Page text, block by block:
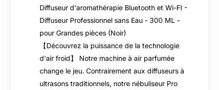
Diffuseur d'aromathérapie Bluetooth et Wi-FI -
Diffuseur Professionnel sans Eau - 300 ML -
pour Grandes pièces (Noir)
【Découvrez la puissance de la technologie
d'air froid】 Notre machine à air parfumée
change le jeu. Contrairement aux diffuseurs à
ultrasons traditionnels, notre nébuliseur Pro